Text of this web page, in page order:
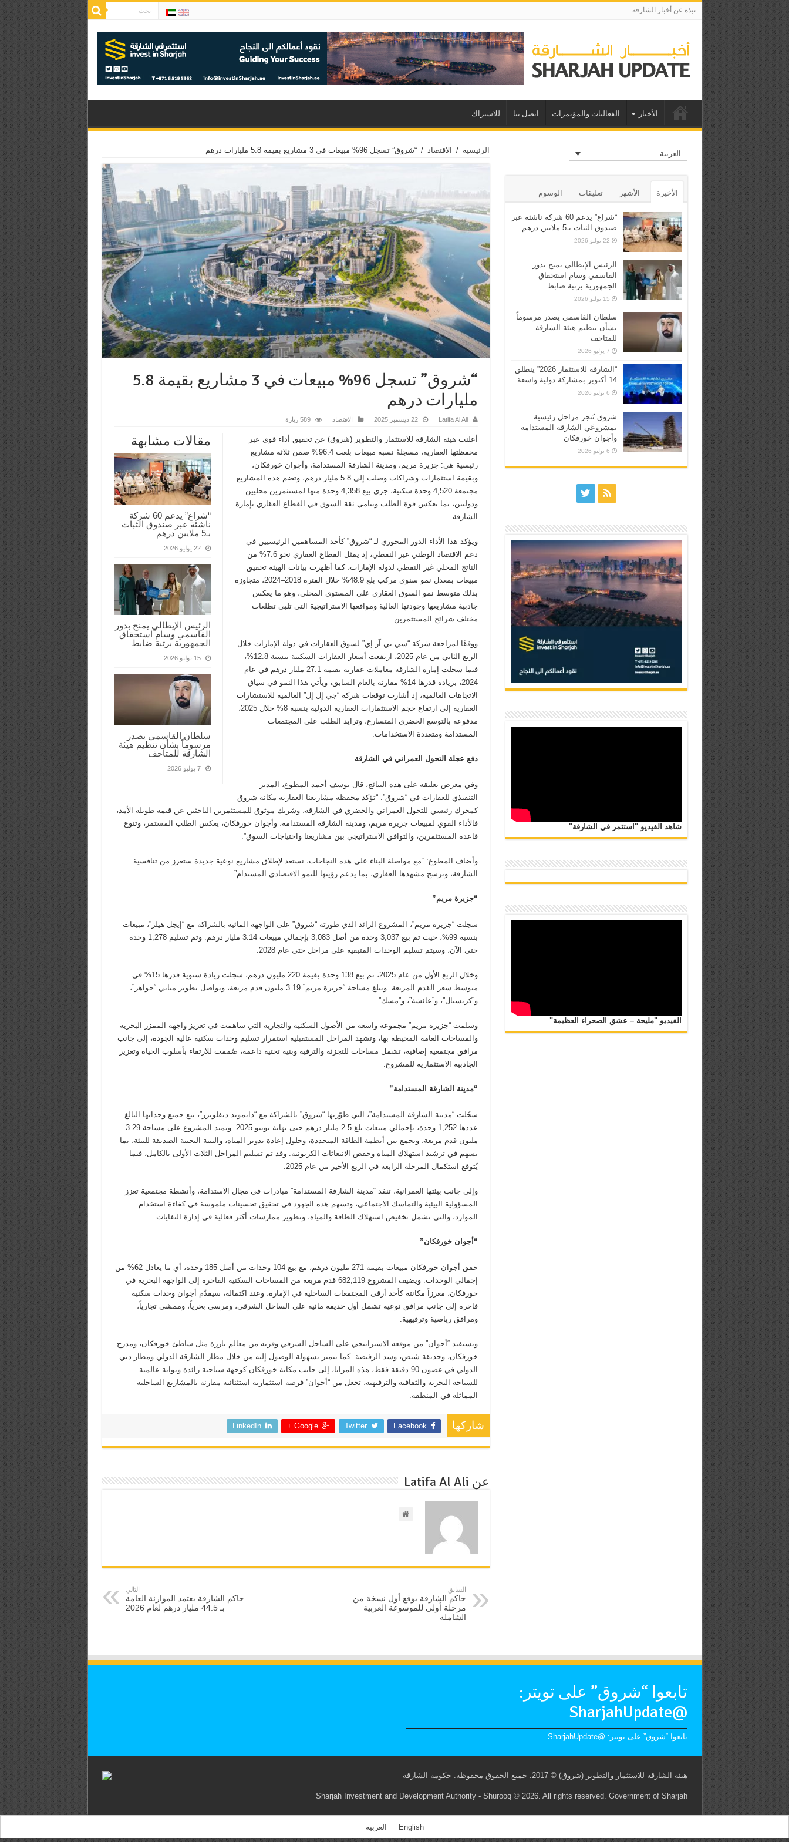
نبذة عن أخبار الشارقة
الأخبار الفعاليات والمؤتمرات اتصل بنا للاشتراك
الرئيسية / الاقتصاد / “شروق” تسجل 96% مبيعات في 3 مشاريع بقيمة 5.8 مليارات درهم
“شروق” تسجل 96% مبيعات في 3 مشاريع بقيمة 5.8
مليارات درهم
Latifa Al Ali 22 ديسمبر 2025 الاقتصاد 589 زيارة
مقالات مشابهة
“شراع” يدعم 60 شركة
ناشئة عبر صندوق الثبات
بـ5 ملايين درهم
22 يوليو 2026
الرئيس الإيطالي يمنح بدور
القاسمي وسام استحقاق
الجمهورية برتبة ضابط
15 يوليو 2026
سلطان القاسمي يصدر
مرسوماً بشأن تنظيم هيئة
الشارقة للمتاحف
7 يوليو 2026
أعلنت هيئة الشارقة للاستثمار والتطوير (شروق) عن تحقيق أداء قوي عبر
محفظتها العقارية، مسجلةً نسبة مبيعات بلغت 96.4% ضمن ثلاثة مشاريع
رئيسية هي: جزيرة مريم، ومدينة الشارقة المستدامة، وأجوان خورفكان،
وبقيمة استثمارات وشراكات وصلت إلى 5.8 مليار درهم، وتضم هذه المشاريع
مجتمعة 4,520 وحدة سكنية، جرى بيع 4,358 وحدة منها لمستثمرين محليين
ودوليين، بما يعكس قوة الطلب وتنامي ثقة السوق في القطاع العقاري بإمارة
الشارقة.
ويؤكد هذا الأداء الدور المحوري لـ “شروق” كأحد المساهمين الرئيسيين في
دعم الاقتصاد الوطني غير النفطي، إذ يمثل القطاع العقاري نحو 7.6% من
الناتج المحلي غير النفطي لدولة الإمارات، كما أظهرت بيانات الهيئة تحقيق
مبيعات بمعدل نمو سنوي مركب بلغ 48.9% خلال الفترة 2018–2024، متجاوزة
بذلك متوسط نمو السوق العقاري على المستوى المحلي، وهو ما يعكس
جاذبية مشاريعها وجودتها العالية ومواقعها الاستراتيجية التي تلبي تطلعات
مختلف شرائح المستثمرين.
ووفقًا لمراجعة شركة “سي بي آر إي” لسوق العقارات في دولة الإمارات خلال
الربع الثاني من عام 2025، ارتفعت أسعار العقارات السكنية بنسبة 12.8%،
فيما سجلت إمارة الشارقة معاملات عقارية بقيمة 27.1 مليار درهم في عام
2024، بزيادة قدرها 14% مقارنة بالعام السابق، ويأتي هذا النمو في سياق
الاتجاهات العالمية، إذ أشارت توقعات شركة “جي إل إل” العالمية للاستشارات
العقارية إلى ارتفاع حجم الاستثمارات العقارية الدولية بنسبة 8% خلال 2025،
مدفوعة بالتوسع الحضري المتسارع، وتزايد الطلب على المجتمعات
المستدامة ومتعددة الاستخدامات.
دفع عجلة التحول العمراني في الشارقة
وفي معرض تعليقه على هذه النتائج، قال يوسف أحمد المطوع، المدير
التنفيذي للعقارات في “شروق”: “تؤكد محفظة مشاريعنا العقارية مكانة شروق
كمحرك رئيسي للتحول العمراني والحضري في الشارقة، وشريك موثوق للمستثمرين الباحثين عن قيمة طويلة الأمد،
فالأداء القوي لمبيعات جزيرة مريم، ومدينة الشارقة المستدامة، وأجوان خورفكان، يعكس الطلب المستمر، وتنوع
قاعدة المستثمرين، والتوافق الاستراتيجي بين مشاريعنا واحتياجات السوق”.
وأضاف المطوع: “مع مواصلة البناء على هذه النجاحات، نستعد لإطلاق مشاريع نوعية جديدة ستعزز من تنافسية
الشارقة، وترسخ مشهدها العقاري، بما يدعم رؤيتها للنمو الاقتصادي المستدام”.
“جزيرة مريم”
سجلت “جزيرة مريم”، المشروع الرائد الذي طورته “شروق” على الواجهة المائية بالشراكة مع “إيجل هيلز”، مبيعات
بنسبة 99%، حيث تم بيع 3,037 وحدة من أصل 3,083 بإجمالي مبيعات 3.14 مليار درهم. وتم تسليم 1,278 وحدة
حتى الآن، وسيتم تسليم الوحدات المتبقية على مراحل حتى عام 2028.
وخلال الربع الأول من عام 2025، تم بيع 138 وحدة بقيمة 220 مليون درهم، سجلت زيادة سنوية قدرها 15% في
متوسط سعر القدم المربعة. وتبلغ مساحة “جزيرة مريم” 3.19 مليون قدم مربعة، وتواصل تطوير مباني “جواهر”،
و”كريستال”، و”عائشة”، و”مسك”.
وسلمت “جزيرة مريم” مجموعة واسعة من الأصول السكنية والتجارية التي ساهمت في تعزيز واجهة الممزر البحرية
والمساحات العامة المحيطة بها، وتشهد المراحل المستقبلية استمرار تسليم وحدات سكنية عالية الجودة، إلى جانب
مرافق مجتمعية إضافية، تشمل مساحات للتجزئة والترفيه وبنية تحتية داعمة، صُممت للارتقاء بأسلوب الحياة وتعزيز
الجاذبية الاستثمارية للمشروع.
“مدينة الشارقة المستدامة”
سجّلت “مدينة الشارقة المستدامة”، التي طوّرتها “شروق” بالشراكة مع “دايموند ديفلوبرز”، بيع جميع وحداتها البالغ
عددها 1,252 وحدة، بإجمالي مبيعات بلغ 2.5 مليار درهم حتى نهاية يونيو 2025. ويمتد المشروع على مساحة 3.29
مليون قدم مربعة، ويجمع بين أنظمة الطاقة المتجددة، وحلول إعادة تدوير المياه، والبنية التحتية الصديقة للبيئة، بما
يسهم في ترشيد استهلاك المياه وخفض الانبعاثات الكربونية. وقد تم تسليم المراحل الثلاث الأولى بالكامل، فيما
يُتوقع استكمال المرحلة الرابعة في الربع الأخير من عام 2025.
وإلى جانب بيئتها العمرانية، تنفذ “مدينة الشارقة المستدامة” مبادرات في مجال الاستدامة، وأنشطة مجتمعية تعزز
المسؤولية البيئية والتماسك الاجتماعي، وتسهم هذه الجهود في تحقيق تحسينات ملموسة في كفاءة استخدام
الموارد، والتي تشمل تخفيض استهلاك الطاقة والمياه، وتطوير ممارسات أكثر فعالية في إدارة النفايات.
“أجوان خورفكان”
حقق أجوان خورفكان مبيعات بقيمة 271 مليون درهم، مع بيع 104 وحدات من أصل 185 وحدة، أي ما يعادل 62% من
إجمالي الوحدات. ويضيف المشروع 682,119 قدم مربعة من المساحات السكنية الفاخرة إلى الواجهة البحرية في
خورفكان، معززاً مكانته كأحد أرقى المجتمعات الساحلية في الإمارة، وعند اكتماله، سيقدّم أجوان وحدات سكنية
فاخرة إلى جانب مرافق نوعية تشمل أول حديقة مائية على الساحل الشرقي، ومرسى بحرياً، وممشى تجارياً،
ومرافق رياضية وترفيهية.
ويستفيد “أجوان” من موقعه الاستراتيجي على الساحل الشرقي وقربه من معالم بارزة مثل شاطئ خورفكان، ومدرج
خورفكان، وحديقة شيص، وسد الرفيصة. كما يتميز بسهولة الوصول إليه من خلال مطار الشارقة الدولي ومطار دبي
الدولي في غضون 90 دقيقة فقط، هذه المزايا، إلى جانب مكانة خورفكان كوجهة سياحية رائدة وبوابة عالمية
للسياحة البحرية والثقافية والترفيهية، تجعل من “أجوان” فرصة استثمارية استثنائية مقارنة بالمشاريع الساحلية
المماثلة في المنطقة.
شاركها Facebook
Twitter
Google +
LinkedIn
عن Latifa Al Ali
السابق
حاكم الشارقة يوقع أول نسخة من
مرحلة أولى للموسوعة العربية
الشاملة
التالي
حاكم الشارقة يعتمد الموازنة العامة
بـ 44.5 مليار درهم لعام 2026
العربية
الأخيرة الأشهر تعليقات الوسوم
“شراع” يدعم 60 شركة ناشئة عبر
صندوق الثبات بـ5 ملايين درهم
22 يوليو 2026
الرئيس الإيطالي يمنح بدور
القاسمي وسام استحقاق
الجمهورية برتبة ضابط
15 يوليو 2026
سلطان القاسمي يصدر مرسوماً
بشأن تنظيم هيئة الشارقة
للمتاحف
7 يوليو 2026
“الشارقة للاستثمار 2026” ينطلق
14 أكتوبر بمشاركة دولية واسعة
6 يوليو 2026
شروق تُنجز مراحل رئيسية
بمشروعَي الشارقة المستدامة
وأجوان خورفكان
6 يوليو 2026
شاهد الفيديو "استثمر في الشارقة"
الفيديو "مليحة – عشق الصحراء العظيمة"
تابعوا “شروق” على تويتر:
@SharjahUpdate
تابعوا “شروق” على تويتر: @SharjahUpdate
هيئة الشارقة للاستثمار والتطوير (شروق) © 2017. جميع الحقوق محفوظة. حكومة الشارقة
Sharjah Investment and Development Authority - Shurooq © 2026. All rights reserved. Government of Sharjah
English العربية